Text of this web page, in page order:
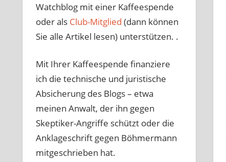
Watchblog mit einer Kaffeespende
oder als Club-Mitglied (dann können
Sie alle Artikel lesen) unterstützen. .
Mit Ihrer Kaffeespende finanziere
ich die technische und juristische
Absicherung des Blogs – etwa
meinen Anwalt, der ihn gegen
Skeptiker-Angriffe schützt oder die
Anklageschrift gegen Böhmermann
mitgeschrieben hat.